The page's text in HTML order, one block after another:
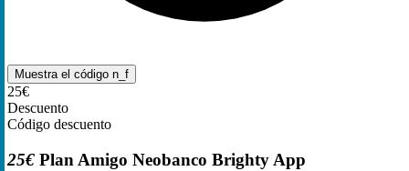
Muestra el código n_f
25€
Descuento
Código descuento
25€ Plan Amigo Neobanco Brighty App